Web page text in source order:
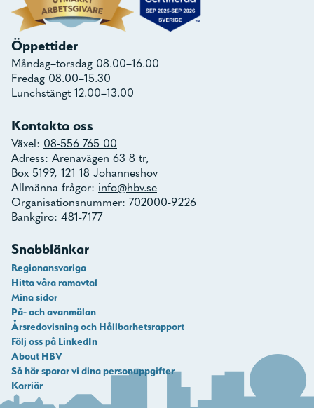
Öppettider
Måndag–torsdag 08.00–16.00
Fredag 08.00–15.30
Lunchstängt 12.00–13.00
Kontakta oss
Växel: 08-556 765 00
Adress: Arenavägen 63 8 tr,
Box 5199, 121 18 Johanneshov
Allmänna frågor: info@hbv.se
Organisationsnummer: 702000-9226
Bankgiro: 481-7177
Snabblänkar
Regionansvariga
Hitta våra ramavtal
Mina sidor
På- och avanmälan
Årsredovisning och Hållbarhetsrapport
Följ oss på LinkedIn
About HBV
Så här sparar vi dina personuppgifter
Karriär